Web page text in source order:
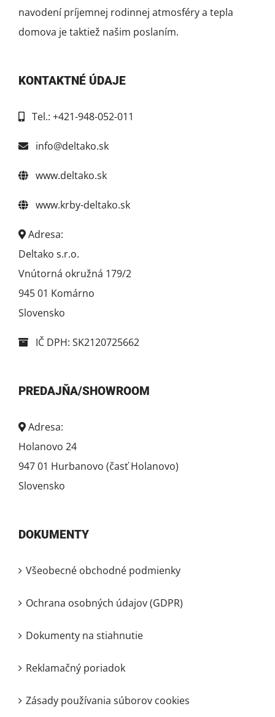
navodení príjemnej rodinnej atmosféry a tepla
domova je taktiež našim poslaním.
KONTAKTNÉ ÚDAJE
Tel.: +421-948-052-011
info@deltako.sk
www.deltako.sk
www.krby-deltako.sk
Adresa:
Deltako s.r.o.
Vnútorná okružná 179/2
945 01 Komárno
Slovensko
IČ DPH: SK2120725662
PREDAJŇA/SHOWROOM
Adresa:
Holanovo 24
947 01 Hurbanovo (časť Holanovo)
Slovensko
DOKUMENTY
Všeobecné obchodné podmienky
Ochrana osobných údajov (GDPR)
Dokumenty na stiahnutie
Reklamačný poriadok
Zásady používania súborov cookies